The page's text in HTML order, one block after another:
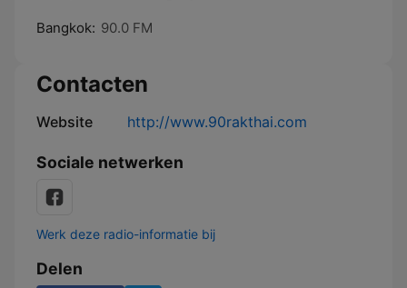
Bangkok: 90.0 FM
Contacten
Website http://www.90rakthai.com
Sociale netwerken
Werk deze radio-informatie bij
Delen